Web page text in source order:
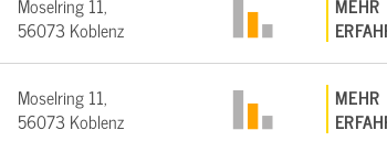
56073 Koblenz
Moselring 11,
56073 Koblenz
MEHR